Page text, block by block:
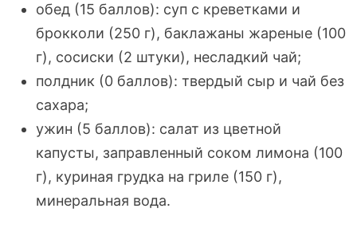
обед (15 баллов): суп с креветками и
брокколи (250 г), баклажаны жареные (100
г), сосиски (2 штуки), несладкий чай;
полдник (0 баллов): твердый сыр и чай без
сахара;
ужин (5 баллов): салат из цветной
капусты, заправленный соком лимона (100
г), куриная грудка на гриле (150 г),
минеральная вода.